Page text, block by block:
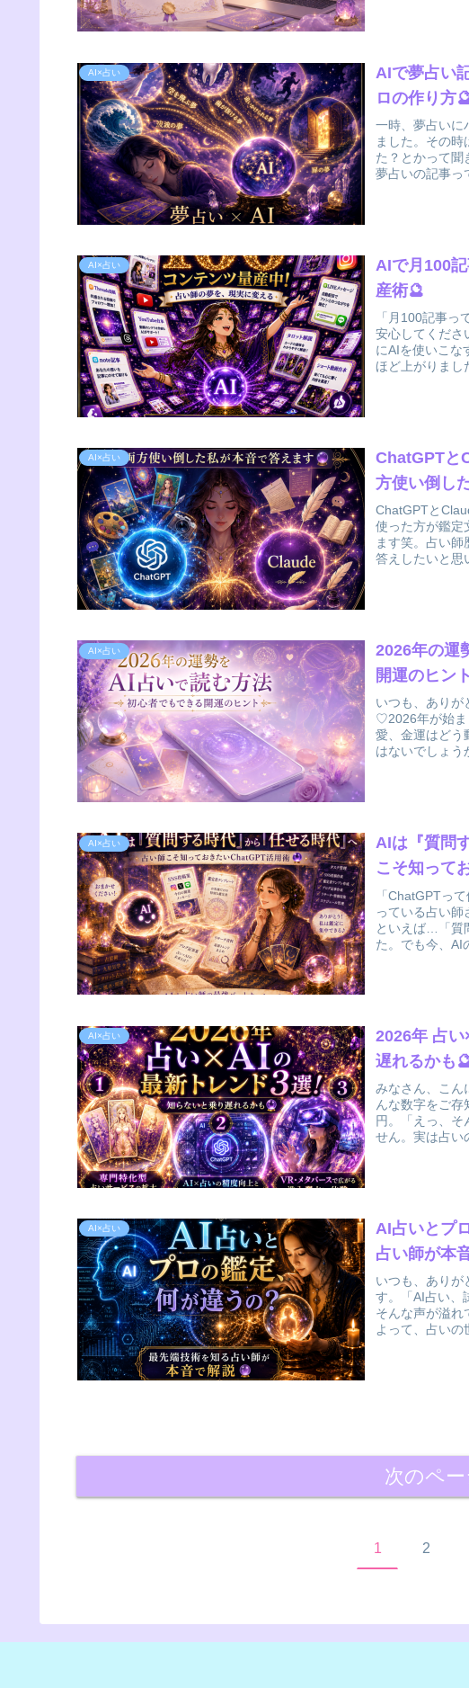
AI×占い
AIで夢占い
ロの作り方
一時、夢占いに
ました。その
た？とかって聞
夢占いの記事っ
AI×占い
AIで月100
産術🔮
「月100記事っ
安心してくださ
にAIを使いこな
ほど上がりまし
AI×占い
ChatGPTと
方使い倒し
ChatGPTと
使った方が鑑定
ます笑。占い
答えしたいと思
AI×占い
2026年の運
開運のヒント
いつも、ありが
♡2026年が始ま
愛、金運はどう
はないでしょう
AI×占い
AIは『質問
こそ知って
「ChatGPTっ
っている占い師
といえば…「質
た。でも今、AI
AI×占い
2026年 占
遅れるかも
みなさん、こん
んな数字をご
円。「えっ、そ
せん。実は占い
AI×占い
AI占いとプ
占い師が本
いつも、ありが
す。「AI占い、
そんな声が溢れ
よって、占いの
次のペー
1 2